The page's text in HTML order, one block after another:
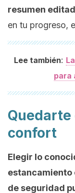
resumen
en tu progreso,
Lee también:
para
Quedarte
confort
Elegir lo
estancamiento
de seguridad